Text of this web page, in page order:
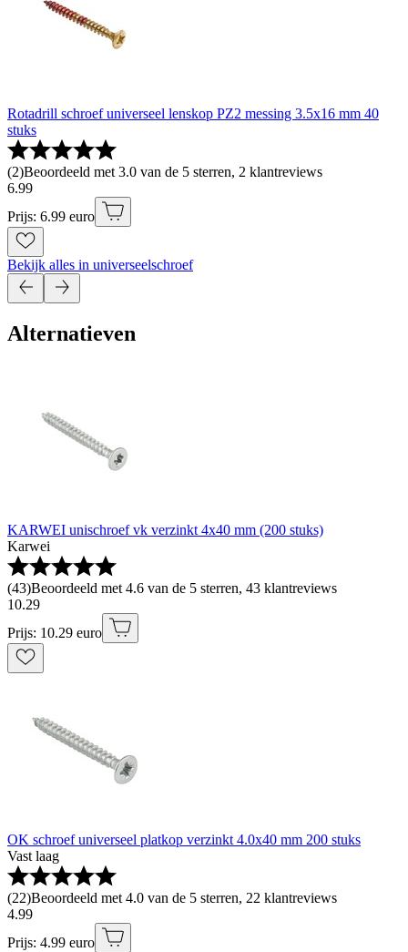
Rotadrill schroef universeel lenskop PZ2 messing 3.5x16 mm 40
stuks
(2)Beoordeeld met 3.0 van de 5 sterren, 2 klantreviews
6.99
Prijs: 6.99 euro
Bekijk alles in universeelschroef
Alternatieven
KARWEI unischroef vk verzinkt 4x40 mm (200 stuks)
Karwei
(43)Beoordeeld met 4.6 van de 5 sterren, 43 klantreviews
10.29
Prijs: 10.29 euro
OK schroef universeel platkop verzinkt 4.0x40 mm 200 stuks
Vast laag
(22)Beoordeeld met 4.0 van de 5 sterren, 22 klantreviews
4.99
Prijs: 4.99 euro